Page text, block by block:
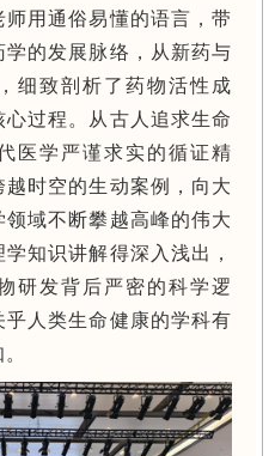
用通俗易懂的语言，带
的发展脉络，从新药与
细致剖析了药物活性成
过程。从古人追求生命
医学严谨求实的循证精
时空的生动案例，向大
域不断攀越高峰的伟大
知识讲解得深入浅出，
研发背后严密的科学逻
人类生命健康的学科有